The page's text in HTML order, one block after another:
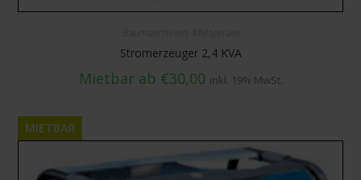
Stromerzeuger 2,4 KVA
Mietbar ab €30,00 inkl. 19% MwSt.
MIETBAR